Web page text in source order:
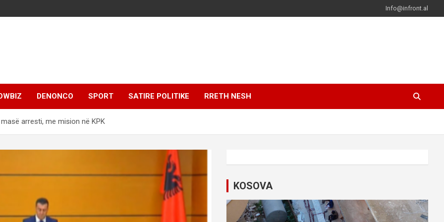
Info@infront.al
DENONCO SPORT SATIRE POLITIKE RRETH NESH
arresti, me mision në KPK
KOSOVA